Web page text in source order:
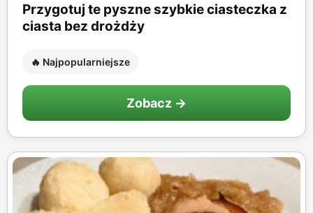
Przygotuj te pyszne szybkie ciasteczka z
ciasta bez drożdży
🔥 Najpopularniejsze
Zobacz →